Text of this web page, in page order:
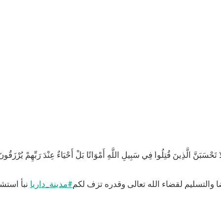
تَحْسَبَنَّ الَّذِينَ قُتِلُوا فِي سَبِيلِ اللَّهِ أَمْوَاتًا بَلْ أَحْيَاءٌ عِنْدَ رَبِّهِمْ
والتسليم لقضاء الله تعالى وقدره تزف لكم#مدينة_داريا